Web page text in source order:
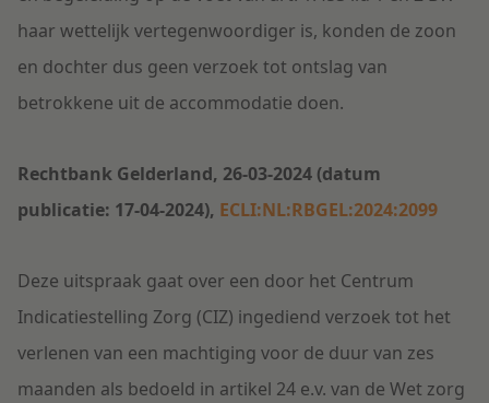
haar wettelijk vertegenwoordiger is, konden de zoon
en dochter dus geen verzoek tot ontslag van
betrokkene uit de accommodatie doen.
Rechtbank Gelderland, 26-03-2024 (datum
publicatie: 17-04-2024), ECLI:NL:RBGEL:2024:2099
Deze uitspraak gaat over een door het Centrum
Indicatiestelling Zorg (CIZ) ingediend verzoek tot het
verlenen van een machtiging voor de duur van zes
maanden als bedoeld in artikel 24 e.v. van de Wet zorg